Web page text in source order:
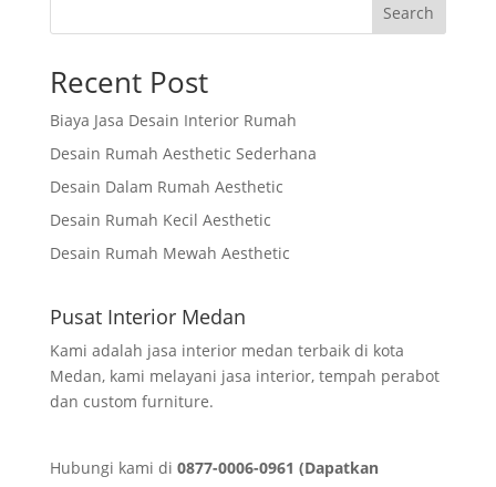
Search
Recent Post
Biaya Jasa Desain Interior Rumah
Desain Rumah Aesthetic Sederhana
Desain Dalam Rumah Aesthetic
Desain Rumah Kecil Aesthetic
Desain Rumah Mewah Aesthetic
Pusat Interior Medan
Kami adalah jasa interior medan terbaik di kota
Medan, kami melayani jasa interior, tempah perabot
dan custom furniture.
Hubungi kami di 0877-0006-0961 (Dapatkan